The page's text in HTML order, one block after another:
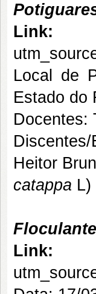
Local de
Estado do
Docentes:
Heitor
catappa L)